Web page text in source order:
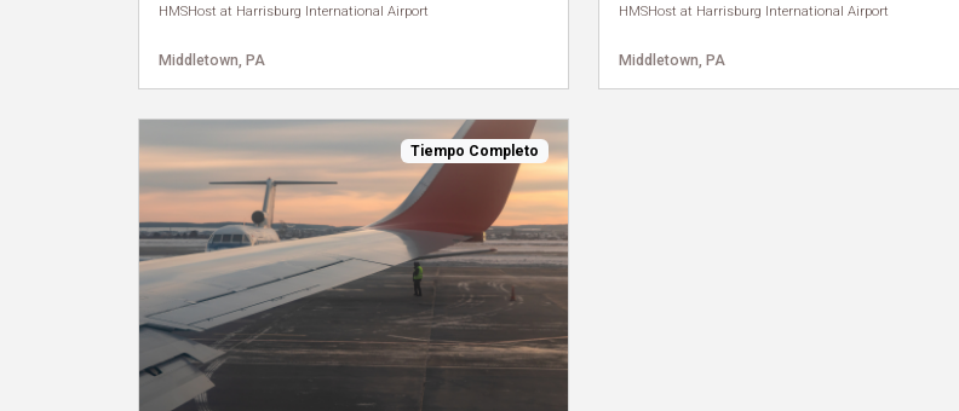
HMSHost at Harrisburg International Airport
Middletown, PA
HMSHost at Harrisburg International Airport
Middletown, PA
Tiempo Completo